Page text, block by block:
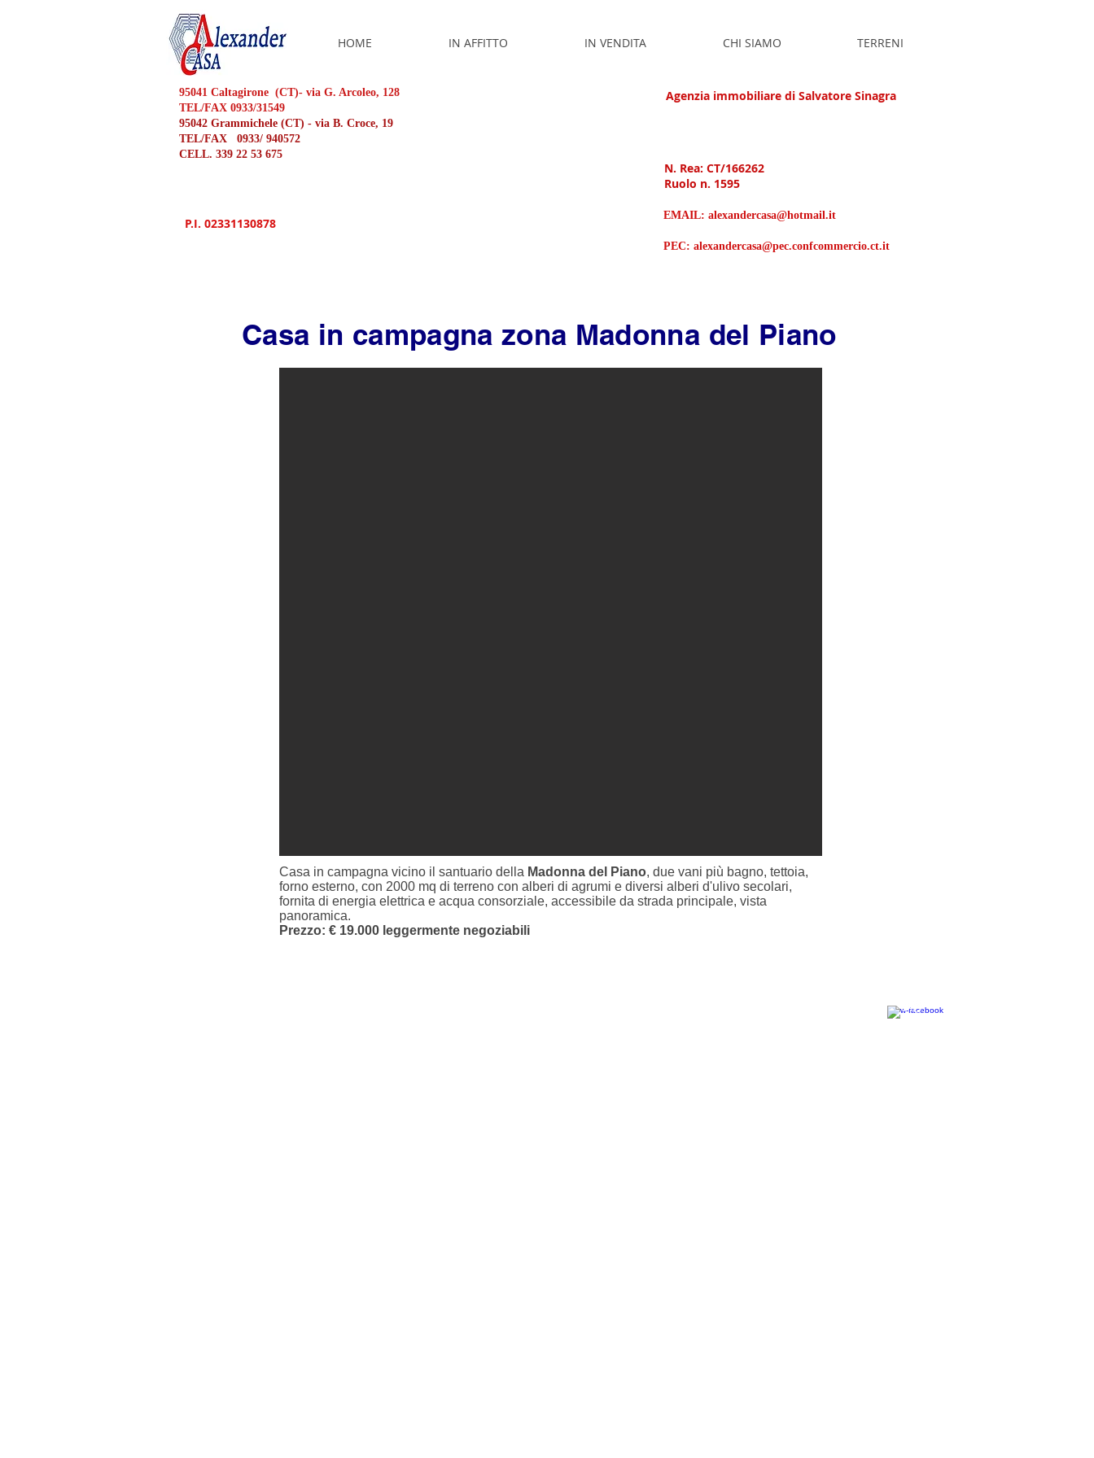
HOME IN AFFITTO IN VENDITA CHI SIAMO TERRENI
95041 Caltagirone (CT)- via G. Arcoleo, 128
TEL/FAX 0933/31549
95042 Grammichele (CT) - via B. Croce, 19
TEL/FAX 0933/ 940572
CELL. 339 22 53 675
Agenzia immobiliare di Salvatore Sinagra
N. Rea: CT/166262
Ruolo n. 1595
P.I. 02331130878
EMAIL: alexandercasa@hotmail.it
PEC: alexandercasa@pec.confcommercio.ct.it
Casa in campagna zona Madonna del Piano
Casa in campagna vicino il santuario della Madonna del Piano, due vani più bagno, tettoia,
forno esterno, con 2000 mq di terreno con alberi di agrumi e diversi alberi d'ulivo secolari,
fornita di energia elettrica e acqua consorziale, accessibile da strada principale, vista
panoramica.
Prezzo: € 19.000 leggermente negoziabili